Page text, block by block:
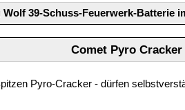
Wolf 39-Schuss-Feuerwerk-Batterie
Comet Pyro Cracker
Pyro-Cracker - dürfen